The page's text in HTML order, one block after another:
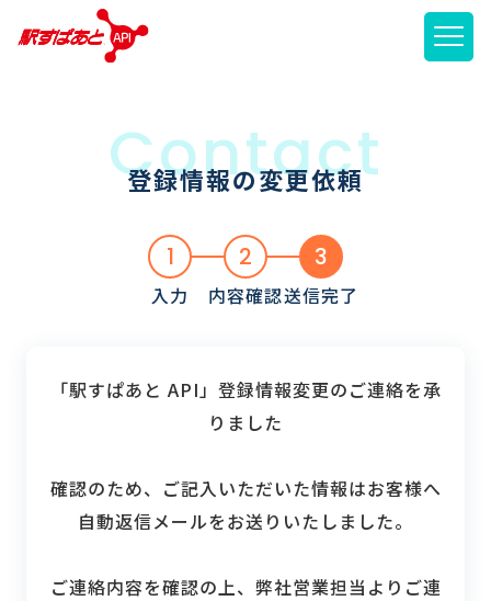
メニ
登録情報の変更依頼
1
入力
2
内容確認
3
送信完了
「駅すぱあと API」登録情報変更のご連絡を承
りました
確認のため、ご記入いただいた情報はお客様へ
自動返信メールをお送りいたしました。
ご連絡内容を確認の上、弊社営業担当よりご連